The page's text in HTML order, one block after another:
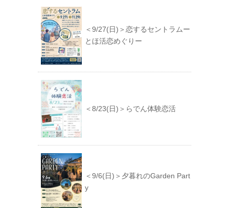
＜9/27(日)＞恋するセントラムー
とほ活恋めぐりー
＜8/23(日)＞らでん体験恋活
＜9/6(日)＞夕暮れのGarden Part
y